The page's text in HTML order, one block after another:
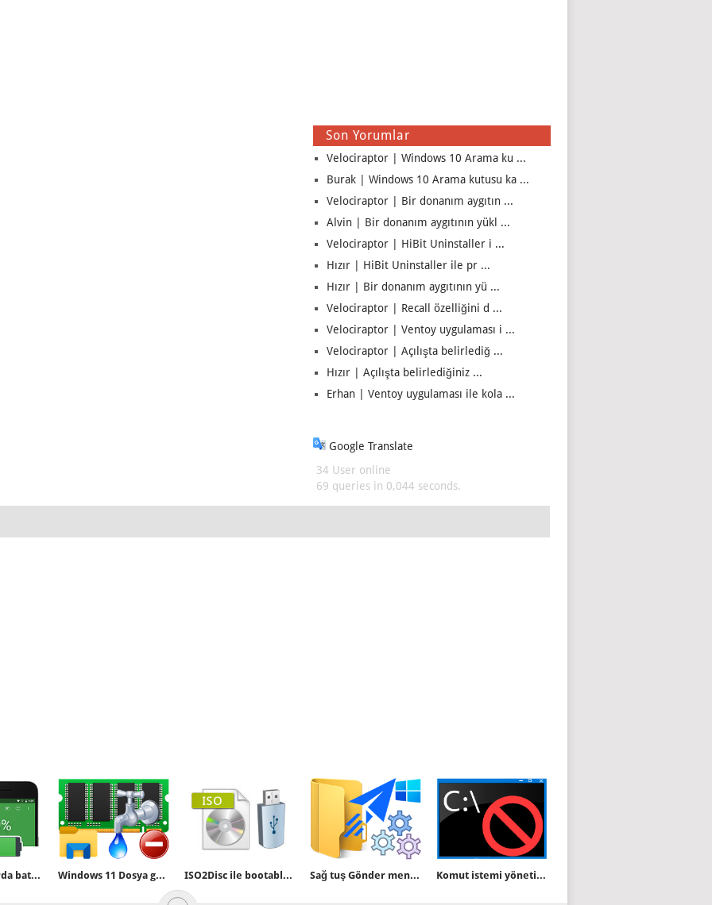
Son Yorumlar
Velociraptor | Windows 10 Arama ku ...
Burak | Windows 10 Arama kutusu ka ...
Velociraptor | Bir donanım aygıtın ...
Alvin | Bir donanım aygıtının yükl ...
Velociraptor | HiBit Uninstaller i ...
Hızır | HiBit Uninstaller ile pr ...
Hızır | Bir donanım aygıtının yü ...
Velociraptor | Recall özelliğini d ...
Velociraptor | Ventoy uygulaması i ...
Velociraptor | Açılışta belirlediğ ...
Hızır | Açılışta belirlediğiniz ...
Erhan | Ventoy uygulaması ile kola ...
Google Translate
34 User online
69 queries in 0,044 seconds.
Mobil cihazlarda batarya kalibrasyonu Windows 11 Dosya gezgini bellek sızıntısı sorunu ISO2Disc ile bootable USB yada Windows To Go Drive hazırlama Sağ tuş Gönder menüsünü düzenleyin Komut istemi yöneticiniz tarafından devre dışı bırakılmıştır